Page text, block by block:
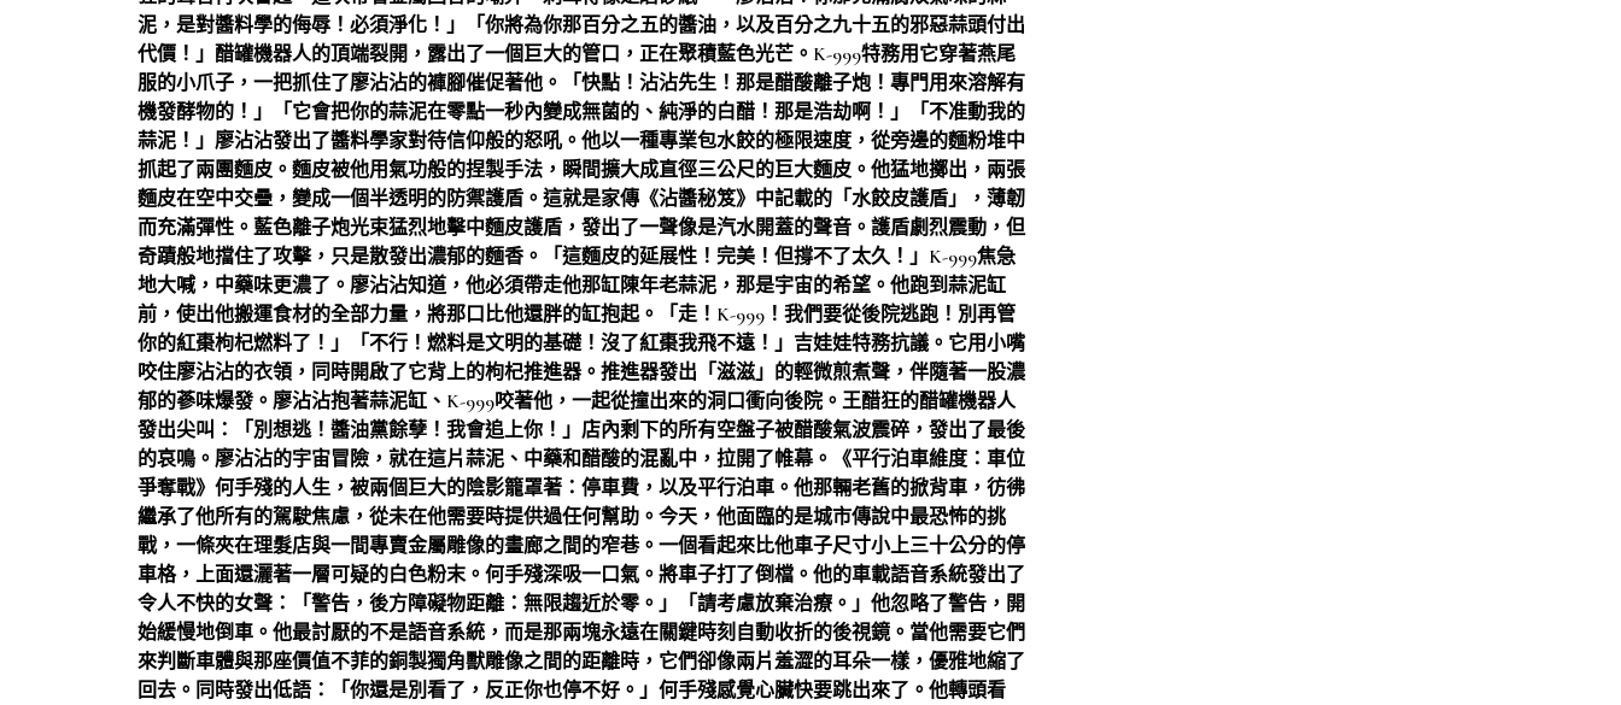
泥，是對醬料學的侮辱！必須淨化！」「你將為你那百分之五的醬油，以及百分之九十五的邪惡蒜頭付出
代價！」醋罐機器人的頂端裂開，露出了一個巨大的管口，正在聚積藍色光芒。K-999特務用它穿著燕尾
服的小爪子，一把抓住了廖沾沾的褲腳催促著他。「快點！沾沾先生！那是醋酸離子炮！專門用來溶解有
機發酵物的！」「它會把你的蒜泥在零點一秒內變成無菌的、純淨的白醋！那是浩劫啊！」「不准動我的
蒜泥！」廖沾沾發出了醬料學家對待信仰般的怒吼。他以一種專業包水餃的極限速度，從旁邊的麵粉堆中
抓起了兩團麵皮。麵皮被他用氣功般的捏製手法，瞬間擴大成直徑三公尺的巨大麵皮。他猛地擲出，兩張
麵皮在空中交疊，變成一個半透明的防禦護盾。這就是家傳《沾醬秘笈》中記載的「水餃皮護盾」，薄韌
而充滿彈性。藍色離子炮光束猛烈地擊中麵皮護盾，發出了一聲像是汽水開蓋的聲音。護盾劇烈震動，但
奇蹟般地擋住了攻擊，只是散發出濃郁的麵香。「這麵皮的延展性！完美！但撐不了太久！」K-999焦急
地大喊，中藥味更濃了。廖沾沾知道，他必須帶走他那缸陳年老蒜泥，那是宇宙的希望。他跑到蒜泥缸
前，使出他搬運食材的全部力量，將那口比他還胖的缸抱起。「走！K-999！我們要從後院逃跑！別再管
你的紅棗枸杞燃料了！」「不行！燃料是文明的基礎！沒了紅棗我飛不遠！」吉娃娃特務抗議。它用小嘴
咬住廖沾沾的衣領，同時開啟了它背上的枸杞推進器。推進器發出「滋滋」的輕微煎煮聲，伴隨著一股濃
郁的蔘味爆發。廖沾沾抱著蒜泥缸、K-999咬著他，一起從撞出來的洞口衝向後院。王醋狂的醋罐機器人
發出尖叫：「別想逃！醬油黨餘孽！我會追上你！」店內剩下的所有空盤子被醋酸氣波震碎，發出了最後
的哀鳴。廖沾沾的宇宙冒險，就在這片蒜泥、中藥和醋酸的混亂中，拉開了帷幕。《平行泊車維度：車位
爭奪戰》何手殘的人生，被兩個巨大的陰影籠罩著：停車費，以及平行泊車。他那輛老舊的掀背車，彷彿
繼承了他所有的駕駛焦慮，從未在他需要時提供過任何幫助。今天，他面臨的是城市傳說中最恐怖的挑
戰，一條夾在理髮店與一間專賣金屬雕像的畫廊之間的窄巷。一個看起來比他車子尺寸小上三十公分的停
車格，上面還灑著一層可疑的白色粉末。何手殘深吸一口氣。將車子打了倒檔。他的車載語音系統發出了
令人不快的女聲：「警告，後方障礙物距離：無限趨近於零。」「請考慮放棄治療。」他忽略了警告，開
始緩慢地倒車。他最討厭的不是語音系統，而是那兩塊永遠在關鍵時刻自動收折的後視鏡。當他需要它們
來判斷車體與那座價值不菲的銅製獨角獸雕像之間的距離時，它們卻像兩片羞澀的耳朵一樣，優雅地縮了
回去。同時發出低語：「你還是別看了，反正你也停不好。」何手殘感覺心臟快要跳出來了。他轉頭看